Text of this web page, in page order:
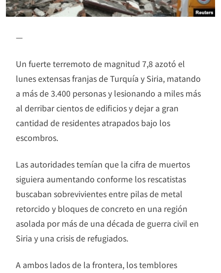
—
Un fuerte terremoto de magnitud 7,8 azotó el
lunes extensas franjas de Turquía y Siria, matando
a más de 3.400 personas y lesionando a miles más
al derribar cientos de edificios y dejar a gran
cantidad de residentes atrapados bajo los
escombros.
Las autoridades temían que la cifra de muertos
siguiera aumentando conforme los rescatistas
buscaban sobrevivientes entre pilas de metal
retorcido y bloques de concreto en una región
asolada por más de una década de guerra civil en
Siria y una crisis de refugiados.
A ambos lados de la frontera, los temblores